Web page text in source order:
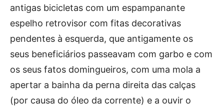
antigas bicicletas com um espampanante
espelho retrovisor com fitas decorativas
pendentes à esquerda, que antigamente os
seus beneficiários passeavam com garbo e com
os seus fatos domingueiros, com uma mola a
apertar a bainha da perna direita das calças
(por causa do óleo da corrente) e a ouvir o